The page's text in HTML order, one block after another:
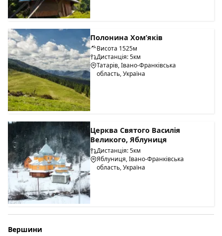
Полонина Хом’яків
Висота 1525м
Дистанція: 5км
Татарів, Івано-Франківська
область, Україна
Церква Святого Василія
Великого, Яблуниця
Дистанція: 5км
Яблуниця, Івано-Франківська
область, Україна
Вершини